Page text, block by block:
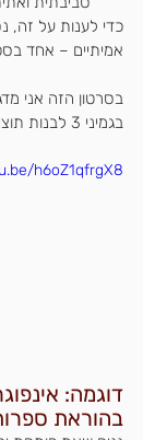
כדי לענות על זה,
אמיתיים – אחד
בסרטון הזה אני
בגמיני 3 לבנות תוצרים חזותיים אינטראקטיביים:
h6oZ1qfrgX8
בהוראת